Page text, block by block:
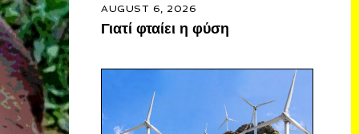
AUGUST 6, 2026
Γιατί φταίει η φύση